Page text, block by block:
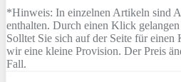
*Hinweis: In einzelnen Artikeln sind
enthalten. Durch einen Klick
Solltet Sie sich auf der Seite für einen
wir eine kleine Provision. Der Preis
Fall.